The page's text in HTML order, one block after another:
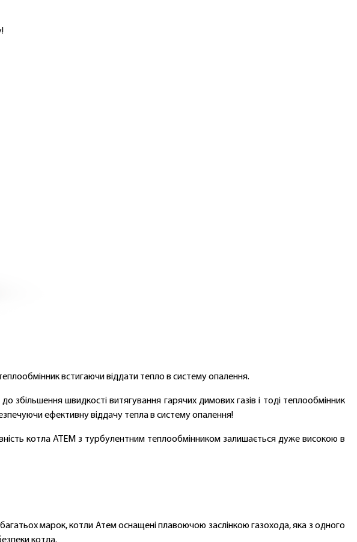
встигаючи віддати тепло в систему опалення.
швидкості витягування гарячих димових газів і тоді теплообмінник
ефективну віддачу тепла в систему опалення!
котла АТЕМ з турбулентним теплообмінником залишається дуже високою в
марок, котли Атем оснащені плавоючою заслінкою газохода, яка з одного